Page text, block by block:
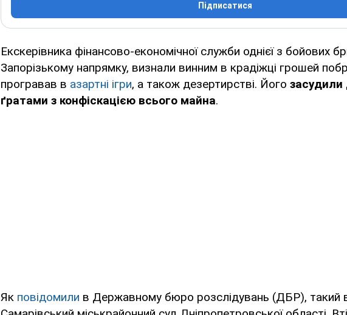
Підписатися
Екскерівника фінансово-економічної служби однієї з бойових
Запорізькому напрямку, визнали винним в крадіжці грошей
програвав в азартні ігри, а також дезертирстві. Його засудили
ґратами з конфіскацією всього майна.
Як повідомили в Державному бюро розслідувань (ДБР), такий